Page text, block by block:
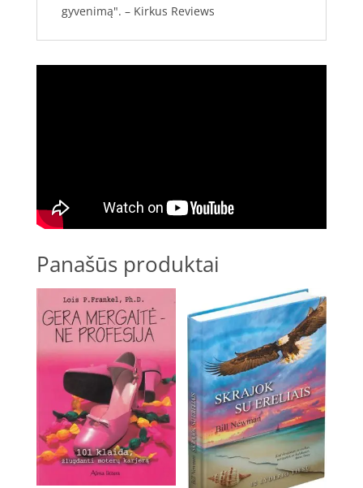
gyvenimą". – Kirkus Reviews
Panašūs produktai